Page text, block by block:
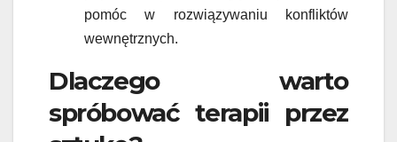
pomóc w rozwiązywaniu konfliktów
wewnętrznych.
Dlaczego warto
spróbować terapii przez